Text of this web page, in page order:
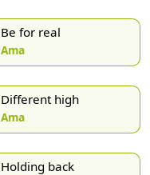
Be for real
Ama
Different high
Ama
Holding back